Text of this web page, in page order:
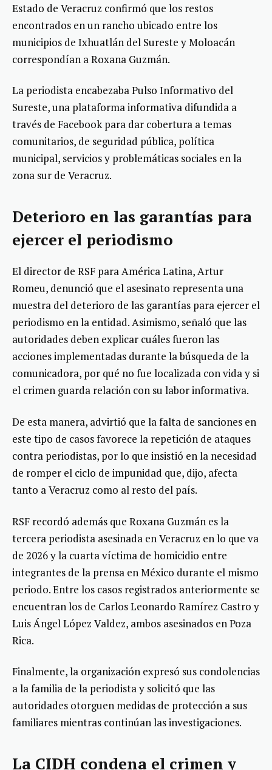
Estado de Veracruz confirmó que los restos
encontrados en un rancho ubicado entre los
municipios de Ixhuatlán del Sureste y Moloacán
correspondían a Roxana Guzmán.
La periodista encabezaba Pulso Informativo del
Sureste, una plataforma informativa difundida a
través de Facebook para dar cobertura a temas
comunitarios, de seguridad pública, política
municipal, servicios y problemáticas sociales en la
zona sur de Veracruz.
Deterioro en las garantías para
ejercer el periodismo
El director de RSF para América Latina, Artur
Romeu, denunció que el asesinato representa una
muestra del deterioro de las garantías para ejercer el
periodismo en la entidad. Asimismo, señaló que las
autoridades deben explicar cuáles fueron las
acciones implementadas durante la búsqueda de la
comunicadora, por qué no fue localizada con vida y si
el crimen guarda relación con su labor informativa.
De esta manera, advirtió que la falta de sanciones en
este tipo de casos favorece la repetición de ataques
contra periodistas, por lo que insistió en la necesidad
de romper el ciclo de impunidad que, dijo, afecta
tanto a Veracruz como al resto del país.
RSF recordó además que Roxana Guzmán es la
tercera periodista asesinada en Veracruz en lo que va
de 2026 y la cuarta víctima de homicidio entre
integrantes de la prensa en México durante el mismo
periodo. Entre los casos registrados anteriormente se
encuentran los de Carlos Leonardo Ramírez Castro y
Luis Ángel López Valdez, ambos asesinados en Poza
Rica.
Finalmente, la organización expresó sus condolencias
a la familia de la periodista y solicitó que las
autoridades otorguen medidas de protección a sus
familiares mientras continúan las investigaciones.
La CIDH condena el crimen y